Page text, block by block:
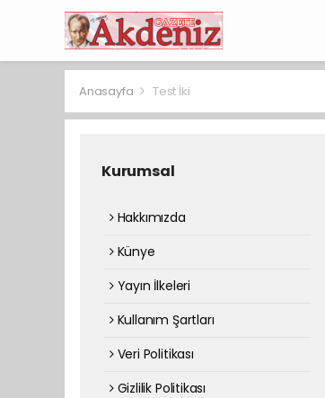
Anasayfa Test İki
Kurumsal
Hakkımızda
Künye
Yayın İlkeleri
Kullanım Şartları
Veri Politikası
Gizlilik Politikası